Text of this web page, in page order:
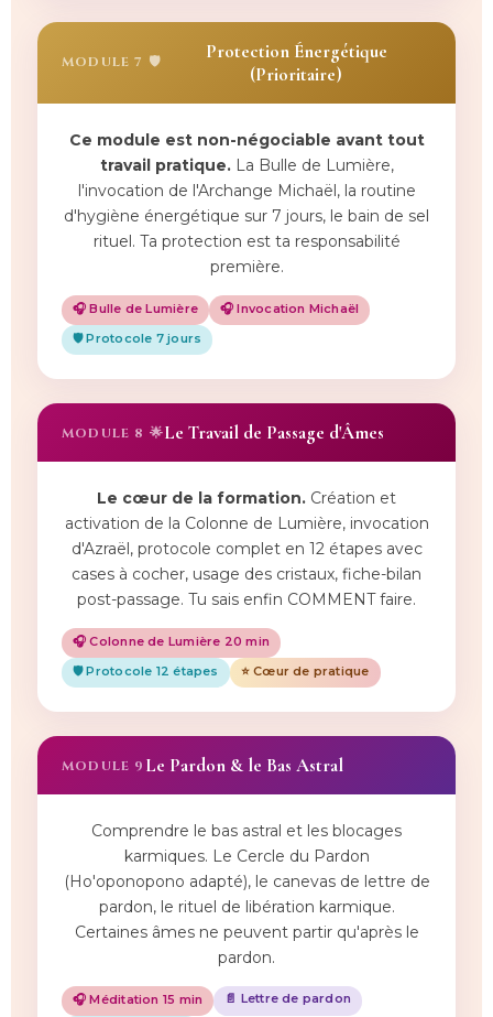
MODULE 7 🛡️
Protection Énergétique
(Prioritaire)
Ce module est non-négociable avant tout
travail pratique.La Bulle de Lumière,
l'invocation de l'Archange Michaël, la routine
d'hygiène énergétique sur 7 jours, le bain de sel
rituel. Ta protection est ta responsabilité
première.
🎧 Bulle de Lumière
🎧 Invocation Michaël
🛡️ Protocole 7 jours
MODULE 8 🌟Le Travail de Passage d'Âmes
Le cœur de la formation. Création et
activation de la Colonne de Lumière, invocation
d'Azraël, protocole complet en 12 étapes avec
cases à cocher, usage des cristaux, fiche-bilan
post-passage. Tu sais enfin COMMENT faire.
🎧 Colonne de Lumière 20 min
🛡️ Protocole 12 étapes
⭐ Cœur de pratique
MODULE 9 Le Pardon & le Bas Astral
Comprendre le bas astral et les blocages
karmiques. Le Cercle du Pardon
(Ho'oponopono adapté), le canevas de lettre de
pardon, le rituel de libération karmique.
Certaines âmes ne peuvent partir qu'après le
pardon.
🎧 Méditation 15 min
📄 Lettre de pardon